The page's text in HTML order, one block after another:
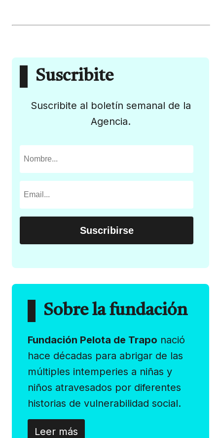
Suscribite
Suscribite al boletín semanal de la
Agencia.
Sobre la fundación
Fundación Pelota de Trapo nació
hace décadas para abrigar de las
múltiples intemperies a niñas y
niños atravesados por diferentes
historias de vulnerabilidad social.
Leer más